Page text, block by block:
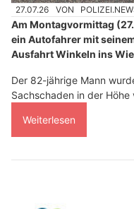
27.07.26 VON
Am Montagvormittag
ein Autofahrer mit
Ausfahrt Winkeln ins
Der 82-jährige Mann
Sachschaden in der
Weiterlesen